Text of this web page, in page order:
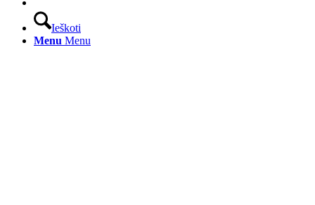
Ieškoti
Menu Menu